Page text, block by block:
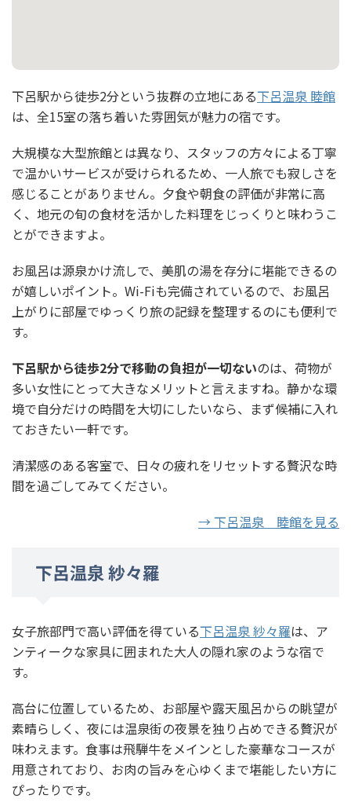
下呂駅から徒歩2分という抜群の立地にある下呂温泉 睦館
は、全15室の落ち着いた雰囲気が魅力の宿です。
大規模な大型旅館とは異なり、スタッフの方々による丁寧
で温かいサービスが受けられるため、一人旅でも寂しさを
感じることがありません。夕食や朝食の評価が非常に高
く、地元の旬の食材を活かした料理をじっくりと味わうこ
とができますよ。
お風呂は源泉かけ流しで、美肌の湯を存分に堪能できるの
が嬉しいポイント。Wi-Fiも完備されているので、お風呂
上がりに部屋でゆっくり旅の記録を整理するのにも便利で
す。
下呂駅から徒歩2分で移動の負担が一切ないのは、荷物が
多い女性にとって大きなメリットと言えますね。静かな環
境で自分だけの時間を大切にしたいなら、まず候補に入れ
ておきたい一軒です。
清潔感のある客室で、日々の疲れをリセットする贅沢な時
間を過ごしてみてください。
→ 下呂温泉 睦館を見る
下呂温泉 紗々羅
女子旅部門で高い評価を得ている下呂温泉 紗々羅は、ア
ンティークな家具に囲まれた大人の隠れ家のような宿で
す。
高台に位置しているため、お部屋や露天風呂からの眺望が
素晴らしく、夜には温泉街の夜景を独り占めできる贅沢が
味わえます。食事は飛騨牛をメインとした豪華なコースが
用意されており、お肉の旨みを心ゆくまで堪能したい方に
ぴったりです。